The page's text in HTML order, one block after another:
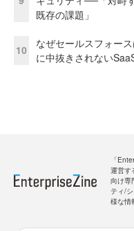
既存の課題」
10
なぜセールスフォー
に中抜きされない
「
運営す
向け専
ティ/
様な情